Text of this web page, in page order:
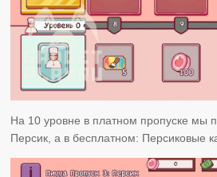
На 10 уровне в платном пропуске мы
Персик, а в бесплатном: Персиковые